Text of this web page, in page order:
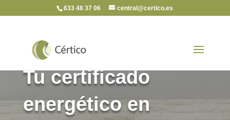
633 48 37 06 central@certico.es
Tu certificado
energético en